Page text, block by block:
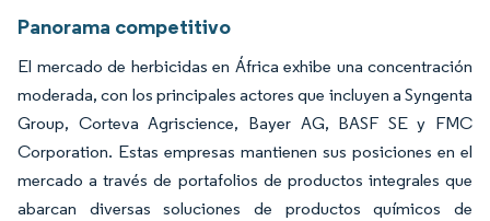
Panorama competitivo
El mercado de herbicidas en África exhibe una concentración
moderada, con los principales actores que incluyen a Syngenta
Group, Corteva Agriscience, Bayer AG, BASF SE y FMC
Corporation. Estas empresas mantienen sus posiciones en el
mercado a través de portafolios de productos integrales que
abarcan diversas soluciones de productos químicos de